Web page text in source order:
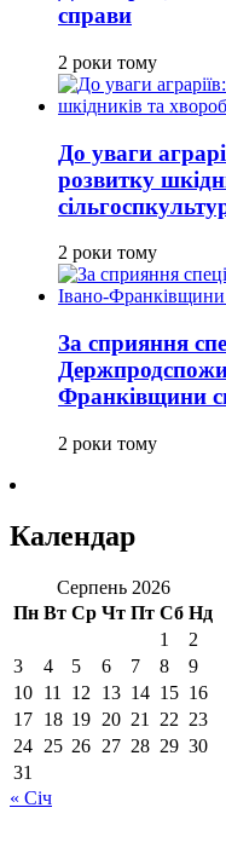
справи
2 роки тому
До уваги
розвитку
2 роки тому
За сприяння
Франківщини
2 роки тому
Календар
Серпень 2026
Пн Вт Ср Чт Пт Сб Нд
1
2
3
4 5 6 7 8
9
10 11 12 13 14 15 16
17 18 19 20 21 22 23
24 25 26 27 28 29 30
31
« Січ